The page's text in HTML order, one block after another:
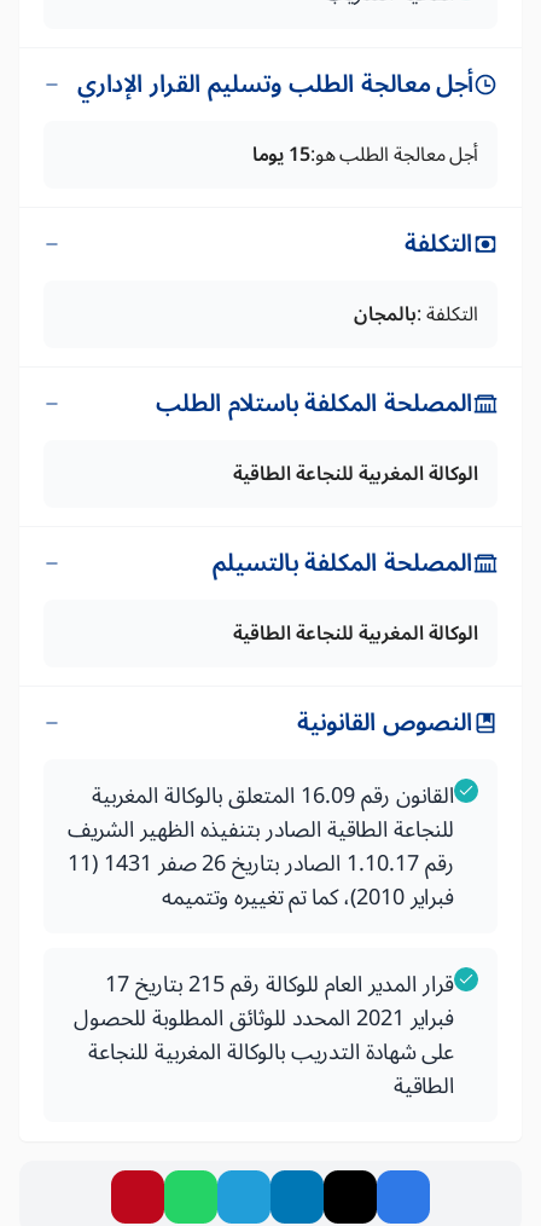
أجل معالجة الطلب وتسليم القرار الإداري
أجل معالجة الطلب هو:15 يوما
التكلفة
التكلفة :بالمجان
المصلحة المكلفة باستلام الطلب
الوكالة المغربية للنجاعة الطاقية
المصلحة المكلفة بالتسيلم
الوكالة المغربية للنجاعة الطاقية
النصوص القانونية
القانون رقم 16.09 المتعلق بالوكالة المغربية
للنجاعة الطاقية الصادر بتنفيذه الظهير الشريف
رقم 1.10.17 الصادر بتاريخ 26 صفر 1431 (11
فبراير 2010)، كما تم تغييره وتتميمه
قرار المدير العام للوكالة رقم 215 بتاريخ 17
فبراير 2021 المحدد للوثائق المطلوبة للحصول
على شهادة التدريب بالوكالة المغربية للنجاعة
الطاقية